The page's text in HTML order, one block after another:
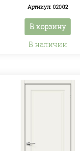
Артикул: 02002
В корзину
В наличии